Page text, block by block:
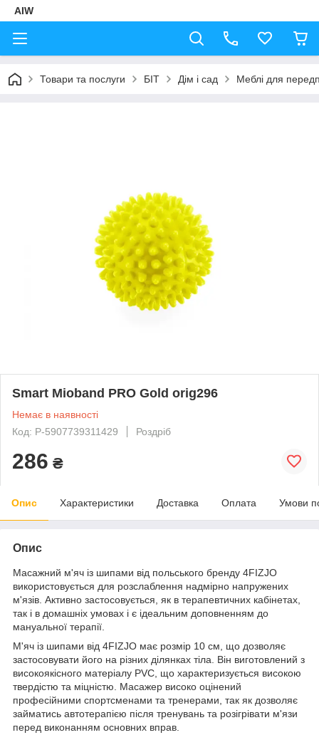
AIW
Товари та послуги БІТ Дім і сад Меблі для
Smart Mioband PRO Gold orig296
Немає в наявності
Код: P-5907739311429
Роздріб
286 ₴
Опис Характеристики Доставка Оплата Умови
Опис
Масажний м'яч із шипами від польського бренду 4FIZJO
використовується для розслаблення надмірно напружених
м'язів. Активно застосовується, як в терапевтичних кабінетах,
так і в домашніх умовах і є ідеальним доповненням до
мануальної терапії.
М'яч із шипами від 4FIZJO має розмір 10 см , що дозволяє
застосовувати його на різних ділянках тіла. Він виготовлений з
високоякісного матеріалу PVC, що характеризується високою
твердістю та міцністю. Масажер високо оцінений
професійними спортсменами та тренерами, так як дозволяє
займатись автотерапією після тренувань та розігрівати м'язи
перед виконанням основних вправ.